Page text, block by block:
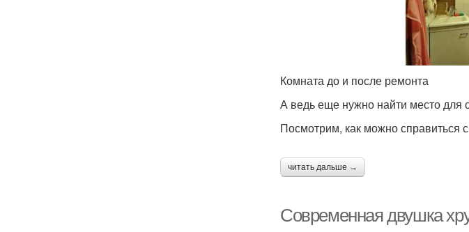
Комната до и после ремонта
А ведь еще нужно найти место для
Посмотрим, как можно справиться
читать дальше →
Современная двушка